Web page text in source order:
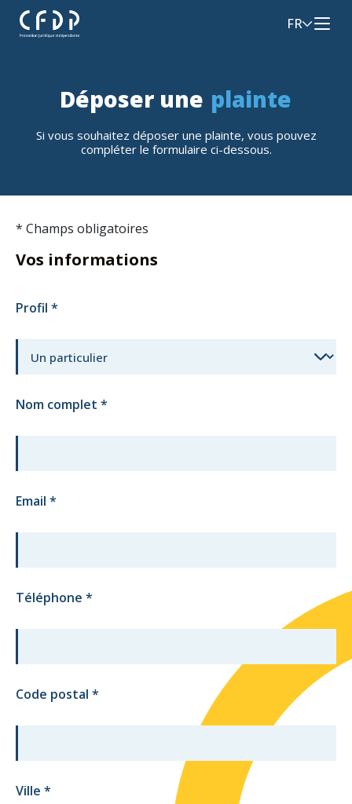
FR
Déposer une plainte
Si vous souhaitez déposer une plainte, vous pouvez
compléter le formulaire ci-dessous.
* Champs obligatoires
Vos informations
Profil *
Nom complet *
Email *
Téléphone *
Code postal *
Ville *